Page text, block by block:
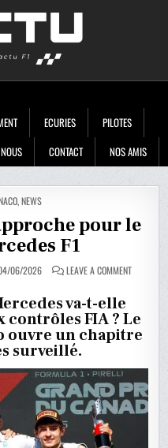
ECURIES
PILOTES
CONTACT NOS AMIS
,NEWS
pour le
F1
06/2026 LEAVE A COMMENTON
L’HEURE
POUR
LE
MOTEUR
va-t-elle
contrôles FIA ? Le
ouvre un chapitre
surveillé.